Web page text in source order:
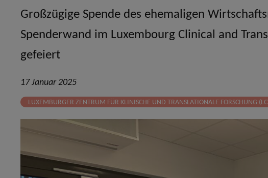
Großzügige Spende des ehemaligen
Spenderwand im Luxembourg Clinical and
gefeiert
17 Januar 2025
LUXEMBURGER ZENTRUM FÜR KLINISCHE UND TRANSLATIONALE FORSCHUNG